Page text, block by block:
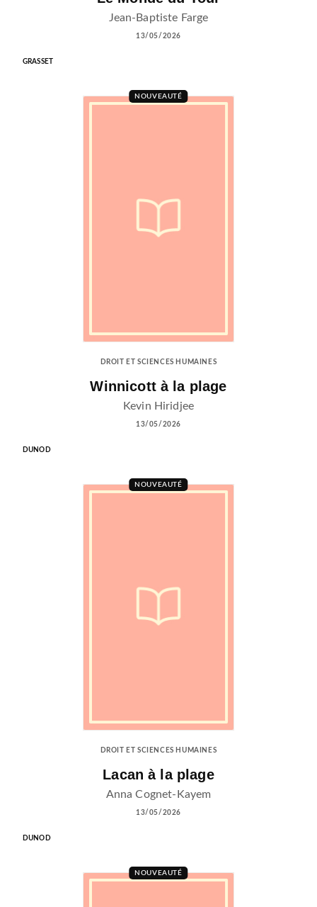
Jean-Baptiste Farge
13/05/2026
GRASSET
NOUVEAUTÉ
DROIT ET SCIENCES HUMAINES
Winnicott à la plage
Kevin Hiridjee
13/05/2026
DUNOD
NOUVEAUTÉ
DROIT ET SCIENCES HUMAINES
Lacan à la plage
Anna Cognet-Kayem
13/05/2026
DUNOD
NOUVEAUTÉ